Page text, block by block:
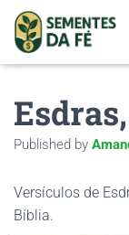
Published by
Versículos de
Bíblia.